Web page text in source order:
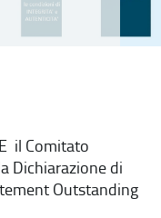
il Comitato
Dichiarazione di
Outstanding